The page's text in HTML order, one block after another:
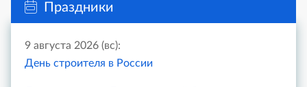
Праздники
9 августа 2026 (вс):
День строителя в России